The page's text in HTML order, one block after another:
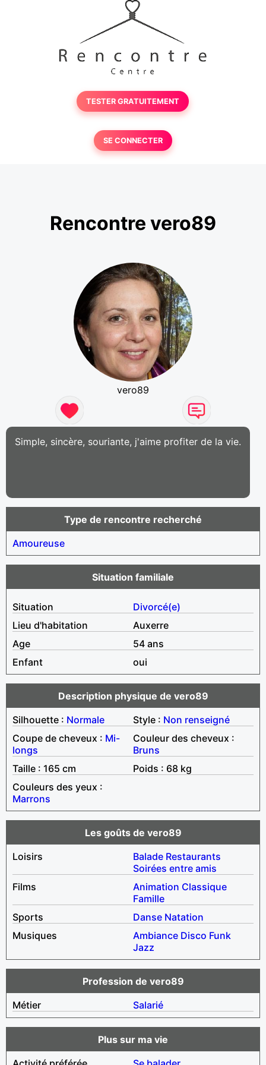
TESTER GRATUITEMENT
SE CONNECTER
Rencontre vero89
vero89
Simple, sincère, souriante, j'aime profiter de la vie.
Type de rencontre recherché
Amoureuse
Situation familiale
Situation
Divorcé(e)
Lieu d'habitation
Auxerre
Age
54 ans
Enfant
oui
Description physique de vero89
Silhouette : Normale Style : Non renseigné
Coupe de cheveux : Mi-
longs
Couleur des cheveux :
Bruns
Taille : 165 cm
Poids : 68 kg
Couleurs des yeux :
Marrons
Les goûts de vero89
Loisirs
Balade Restaurants
Soirées entre amis
Films
Animation Classique
Famille
Sports
Danse Natation
Musiques
Ambiance Disco Funk
Jazz
Profession de vero89
Métier
Salarié
Plus sur ma vie